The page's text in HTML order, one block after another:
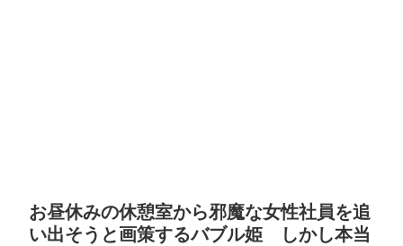
お昼休みの休憩室から邪魔な女性社員を追
い出そうと画策するバブル姫 しかし本当